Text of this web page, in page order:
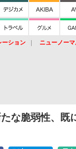
ーション ニューノー
な脆弱性、既